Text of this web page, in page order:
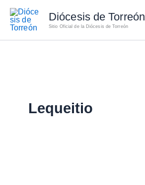
contenido
Diócesis de Torreón
Sitio Oficial de la Diócesis de Torreón
Lequeitio